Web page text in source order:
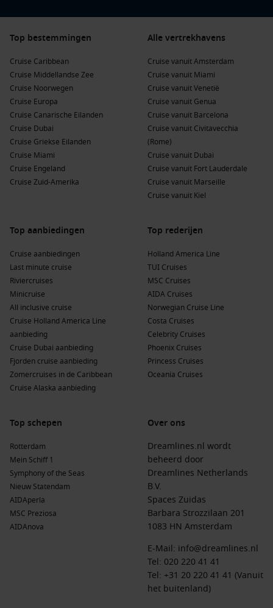
– Navigator of the Seas afvaarten: 29 november 2026, 3 decmeber 2026
en 10 december 2026
– 16 december 2027 en 5 januari 2028
– Chinese new year sailing on Navigator 04 – 08 februari 2027
– Spring Break vertrekkend tussen 5 maart en 1 april 2027
– Spring Break vertrekkend tussen 3 maart en 31 maart 2028
– Easter sailing vertrekkend tussen 7 april en 17 april 2028
– Alaska Cruise Tours afvaarten vertrekkend tussen 15 mei en 11
september 2026
– Alaska Cruise Tours afvaarten vertrekkend tussen 14 mei en 17
september 2027
– Zomer afvaarten vertrekkend tussen 21 mei en 25 augustus 2026 (muv
Harmony of the Seas van 26 juli 2026)
niet combineerbaar met andere aanbiedingen, tenzij anders vermeld.
per afvaart en persoonlijk advies kun je contact opnemen met onze
Royal Caribbean-cruise.
Top bestemmingen
Cruise Caribbean
Cruise Middellandse Zee
Cruise Noorwegen
Cruise Europa
Cruise Canarische Eilanden
Cruise Dubai
Cruise Griekse Eilanden
Cruise Miami
Cruise Engeland
Cruise Zuid-Amerika
Alle vertrekhavens
Cruise vanuit Amsterdam
Cruise vanuit Miami
Cruise vanuit Venetië
Cruise vanuit Genua
Cruise vanuit Barcelona
Cruise vanuit Civitavecchia
(Rome)
Cruise vanuit Dubai
Cruise vanuit Fort Lauderdale
Cruise vanuit Marseille
Cruise vanuit Kiel
Top aanbiedingen
Cruise aanbiedingen
Last minute cruise
Riviercruises
Minicruise
All inclusive cruise
Cruise Holland America Line
aanbieding
Cruise Dubai aanbieding
Fjorden cruise aanbieding
Zomercruises in de Caribbean
Cruise Alaska aanbieding
Top rederijen
Holland America Line
TUI Cruises
MSC Cruises
AIDA Cruises
Norwegian Cruise Line
Costa Cruises
Celebrity Cruises
Phoenix Cruises
Princess Cruises
Oceania Cruises
Top schepen
Rotterdam
Mein Schiff 1
Symphony of the Seas
Nieuw Statendam
AIDAperla
MSC Preziosa
AIDAnova
Over ons
Dreamlines.nl wordt
beheerd door
Dreamlines Netherlands
B.V.
Spaces Zuidas
Barbara Strozzilaan 201
1083 HN Amsterdam
E-Mail: info@dreamlines.nl
Tel: 020 220 41 41
Tel: +31 20 220 41 41 (Vanuit
het buitenland)